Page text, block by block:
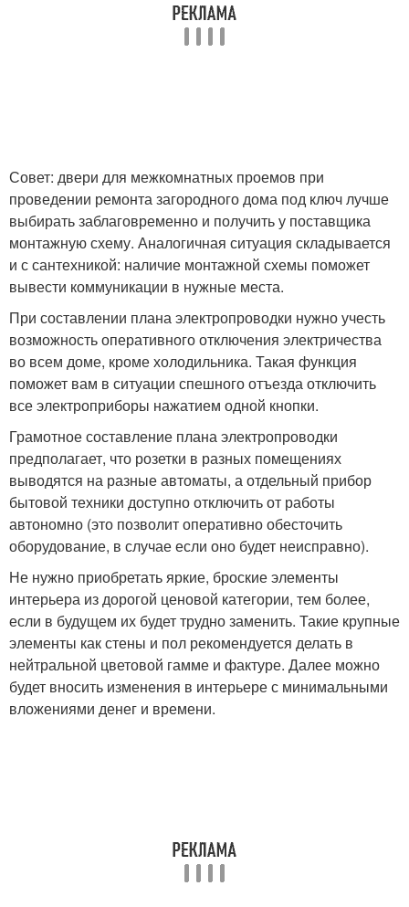
Совет: двери для межкомнатных проемов при
проведении ремонта загородного дома под ключ лучше
выбирать заблаговременно и получить у поставщика
монтажную схему. Аналогичная ситуация складывается
и с сантехникой: наличие монтажной схемы поможет
вывести коммуникации в нужные места.
При составлении плана электропроводки нужно учесть
возможность оперативного отключения электричества
во всем доме, кроме холодильника. Такая функция
поможет вам в ситуации спешного отъезда отключить
все электроприборы нажатием одной кнопки.
Грамотное составление плана электропроводки
предполагает, что розетки в разных помещениях
выводятся на разные автоматы, а отдельный прибор
бытовой техники доступно отключить от работы
автономно (это позволит оперативно обесточить
оборудование, в случае если оно будет неисправно).
Не нужно приобретать яркие, броские элементы
интерьера из дорогой ценовой категории, тем более,
если в будущем их будет трудно заменить. Такие крупные
элементы как стены и пол рекомендуется делать в
нейтральной цветовой гамме и фактуре. Далее можно
будет вносить изменения в интерьере с минимальными
вложениями денег и времени.